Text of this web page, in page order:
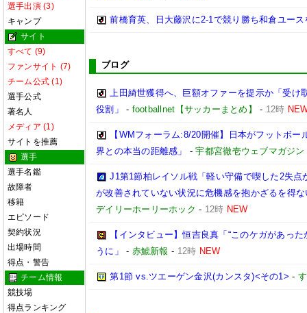
選手出演 (3)
キャンプ
サイト
すべて (9)
ファンサイト (7)
チーム公式 (1)
選手公式
著名人
メディア (1)
サイトを推薦
選手
選手名鑑
故障者
移籍
エピソード
契約状況
出場時間
得点・警告
チーム情報
競技場
得点ランキング
前橋育英、日大藤沢に2-1で競り勝ち和倉ユース
ブログ
上田綺世獲得へ、巨額オファーを提示か「受
役割」
- footballnet【サッカーまとめ】 - 12時
【WMフォーラム:8/20開催】日本がフットボ
界との本当の距離感」
-宇都宮徹壱ウェブマガジン
J1第1節柏レイソル戦「軽い守備で喫した2失
が改善されていない状況に危機感を抱かざるを得
デイリーホーリーホック - 12時 NEW
【インタビュー】恒吉良真「“このケガがあっ
うに」
- 赤鯱新報 - 12時 NEW
第1節 vs.ツエーゲン金沢(カンスタ)<その1> -